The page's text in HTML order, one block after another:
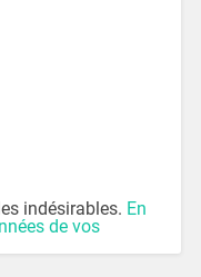
indésirables. En
de vos